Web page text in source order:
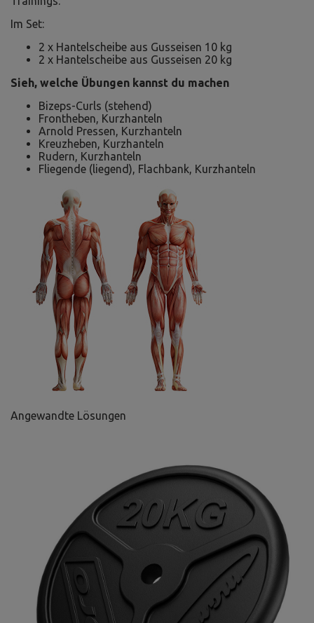
Im Set:
2 x Hantelscheibe aus Gusseisen 10 kg
2 x Hantelscheibe aus Gusseisen 20 kg
Sieh, welche Übungen kannst du machen
Bizeps-Curls (stehend)
Frontheben, Kurzhanteln
Arnold Pressen, Kurzhanteln
Kreuzheben, Kurzhanteln
Rudern, Kurzhanteln
Fliegende (liegend), Flachbank, Kurzhanteln
Angewandte Lösungen